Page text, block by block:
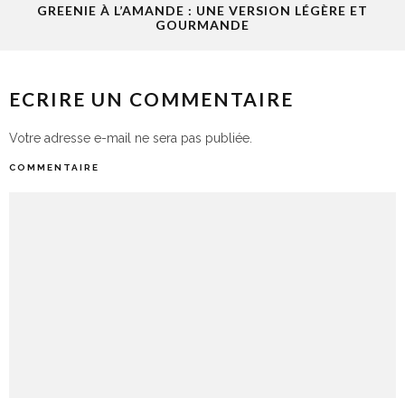
GREENIE À L’AMANDE : UNE VERSION LÉGÈRE ET
GOURMANDE
ECRIRE UN COMMENTAIRE
Votre adresse e-mail ne sera pas publiée.
COMMENTAIRE